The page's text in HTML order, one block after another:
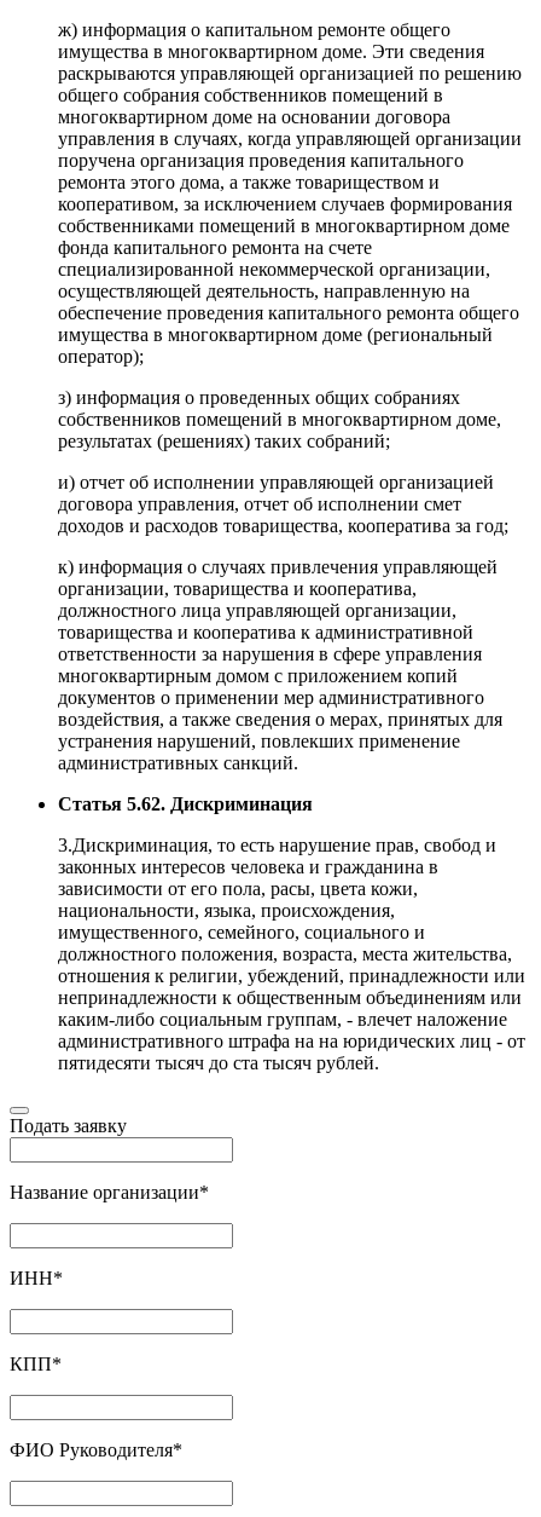
ж) информация о капитальном ремонте общего
имущества в многоквартирном доме. Эти сведения
раскрываются управляющей организацией по решению
общего собрания собственников помещений в
многоквартирном доме на основании договора
управления в случаях, когда управляющей организации
поручена организация проведения капитального
ремонта этого дома, а также товариществом и
кооперативом, за исключением случаев формирования
собственниками помещений в многоквартирном доме
фонда капитального ремонта на счете
специализированной некоммерческой организации,
осуществляющей деятельность, направленную на
обеспечение проведения капитального ремонта общего
имущества в многоквартирном доме (региональный
оператор);
з) информация о проведенных общих собраниях
собственников помещений в многоквартирном доме,
результатах (решениях) таких собраний;
и) отчет об исполнении управляющей организацией
договора управления, отчет об исполнении смет
доходов и расходов товарищества, кооператива за год;
к) информация о случаях привлечения управляющей
организации, товарищества и кооператива,
должностного лица управляющей организации,
товарищества и кооператива к административной
ответственности за нарушения в сфере управления
многоквартирным домом с приложением копий
документов о применении мер административного
воздействия, а также сведения о мерах, принятых для
устранения нарушений, повлекших применение
административных санкций.
Статья 5.62. Дискриминация
3.Дискриминация, то есть нарушение прав, свобод и
законных интересов человека и гражданина в
зависимости от его пола, расы, цвета кожи,
национальности, языка, происхождения,
имущественного, семейного, социального и
должностного положения, возраста, места жительства,
отношения к религии, убеждений, принадлежности или
непринадлежности к общественным объединениям или
каким-либо социальным группам, - влечет наложение
административного штрафа на на юридических лиц - от
пятидесяти тысяч до ста тысяч рублей.
Подать заявку
Название организации*
ИНН*
КПП*
ФИО Руководителя*